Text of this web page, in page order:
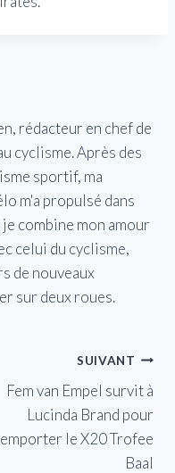
rédacteur en chef de
cyclisme. Après des
sportif, ma
m'a propulsé dans
combine mon amour
celui du cyclisme,
de nouveaux
sur deux roues.
SUIVANT
Fem van Empel survit à
Lucinda Brand pour
le X20 Trofee
Baal